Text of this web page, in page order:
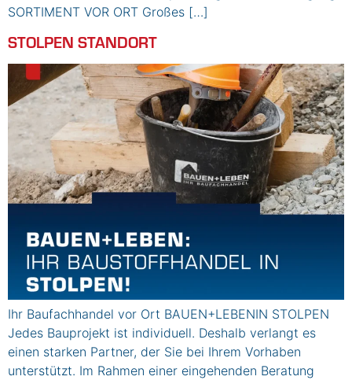
SORTIMENT VOR ORT Großes […]
STOLPEN STANDORT
Ihr Baufachhandel vor Ort BAUEN+LEBENIN STOLPEN
Jedes Bauprojekt ist individuell. Deshalb verlangt es
einen starken Partner, der Sie bei Ihrem Vorhaben
unterstützt. Im Rahmen einer eingehenden Beratung